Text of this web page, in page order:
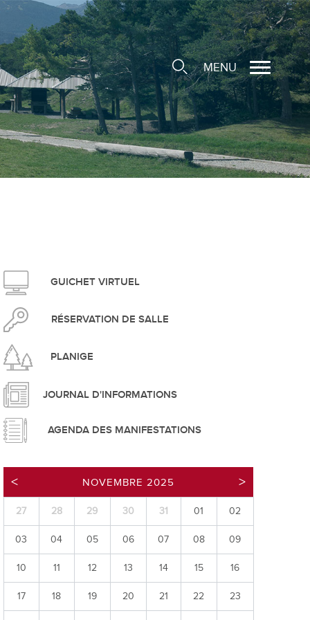
durable
d'ouverture
SIT
et service du feu
MENU
GUICHET VIRTUEL
RÉSERVATION DE SALLE
PLANIGE
JOURNAL D'INFORMATIONS
AGENDA DES MANIFESTATIONS
NOVEMBRE 2025
27 28 29 30 31 01 02
03 04 05 06 07 08 09
10 11 12 13 14 15 16
17 18 19 20 21 22 23